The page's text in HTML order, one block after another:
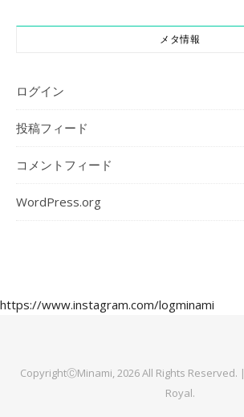
メタ情報
ログイン
投稿フィード
コメントフィード
WordPress.org
https://www.instagram.com/logminami
CopyrightⒸMinami, 2026 All Rights Reserved. |
Royal.